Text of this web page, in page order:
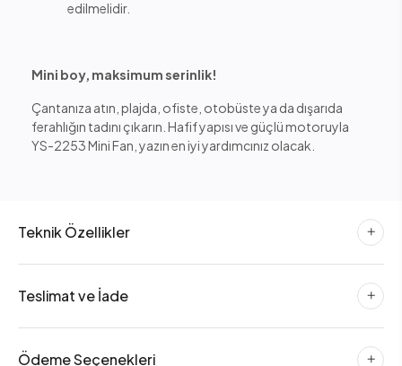
edilmelidir.
Mini boy, maksimum serinlik!
Çantanıza atın, plajda, ofiste, otobüste ya da dışarıda
ferahlığın tadını çıkarın. Hafif yapısı ve güçlü motoruyla
YS-2253 Mini Fan, yazın en iyi yardımcınız olacak.
Teknik Özellikler
Teslimat ve İade
Ödeme Seçenekleri